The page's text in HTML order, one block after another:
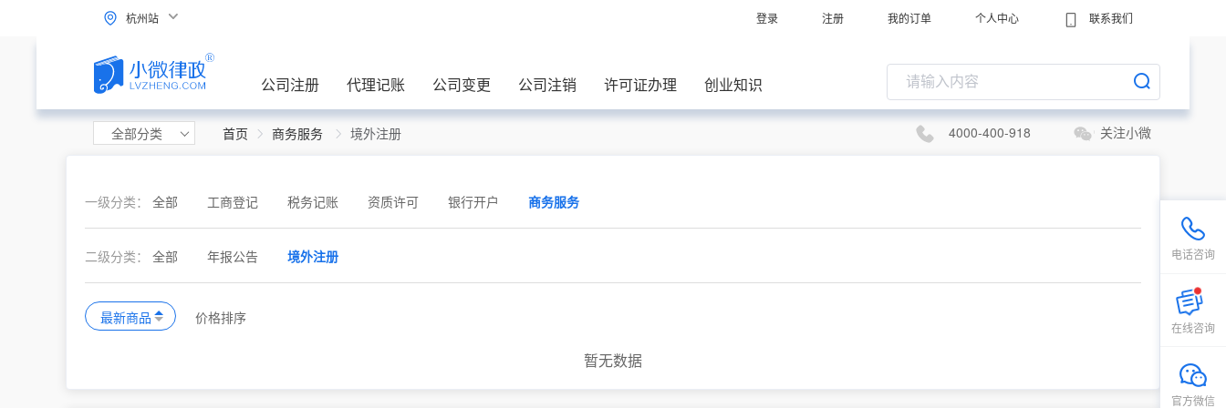
杭州站 登录 注册 我的订单 个人中心 联系我们
公司注册 代理记账 公司变更 公司注销 许可证办理 创业知识
全部分类 首页 商务服务 境外注册 4000-400-918 关注小微
一级分类： 全部 工商登记 税务记账 资质许可 银行开户 商务服务
二级分类： 全部 年报公告 境外注册
最新商品 价格排序
暂无数据
电话咨询
在线咨询
官方微信